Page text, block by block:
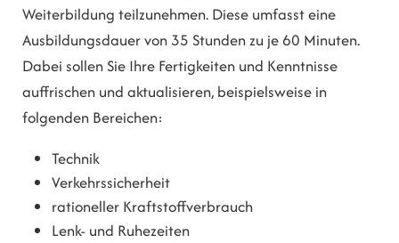
Weiterbildung teilzunehmen. Diese umfasst eine
Ausbildungsdauer von 35 Stunden zu je 60 Minuten.
Dabei sollen Sie Ihre Fertigkeiten und Kenntnisse
auffrischen und aktualisieren, beispielsweise in
folgenden Bereichen:
Technik
Verkehrssicherheit
rationeller Kraftstoffverbrauch
Lenk- und Ruhezeiten